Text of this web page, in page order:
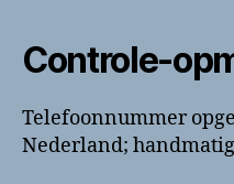
Controle-
Telefoonnummer
Nederland;